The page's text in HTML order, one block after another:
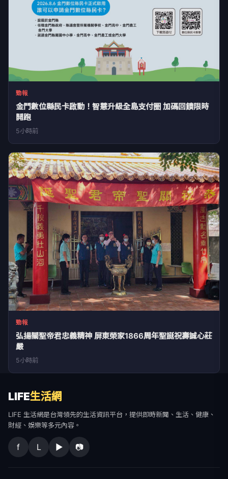
勁報
金門數位縣民卡啟動！智慧升級全島支付圈 加碼回饋限時
開跑
5小時前
勁報
弘揚關聖帝君忠義精神 屏東榮家1866周年聖誕祝壽誠心莊
嚴
5小時前
LIFE生活網
LIFE 生活網是台灣領先的生活資訊平台，提供即時新聞、生活、健康、
財經、娛樂等多元內容。
f L ▶ 📷